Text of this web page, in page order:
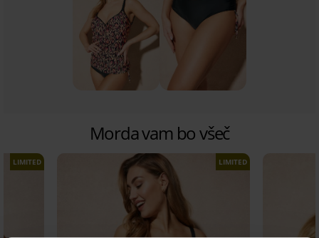
Morda vam bo všeč
LIMITED LIMITED